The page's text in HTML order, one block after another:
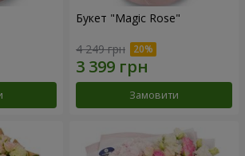
Букет "Magic Rose"
4 249 грн
Замовити